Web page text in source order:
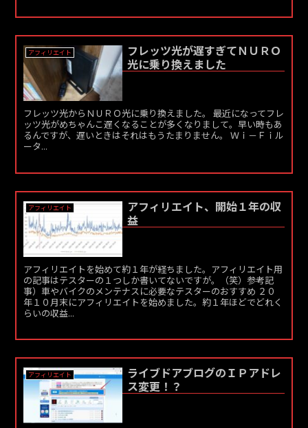
アフィリエイト
フレッツ光が遅すぎてＮＵＲＯ
光に乗り換えました
フレッツ光からＮＵＲＯ光に乗り換えました。 最近になってフレ
ッツ光がめちゃんこ遅くなることが多くなりまして。早い時もあ
るんですが、遅いときはそれはもうたまりません。 Ｗｉ－Ｆｉル
ータ...
アフィリエイト
アフィリエイト、開始１年の収
益
アフィリエイトを始めて約１年が経ちました。アフィリエイト用
の記事はテスターの１つしか書いてないですが。（笑）参考記
事）車やバイクのメンテナスに必要なテスターのおすすめ ２０
年１０月末にアフィリエイトを始めました。約１年ほどでどれく
らいの収益...
アフィリエイト
ライブドアブログのＩＰアドレ
ス変更！？